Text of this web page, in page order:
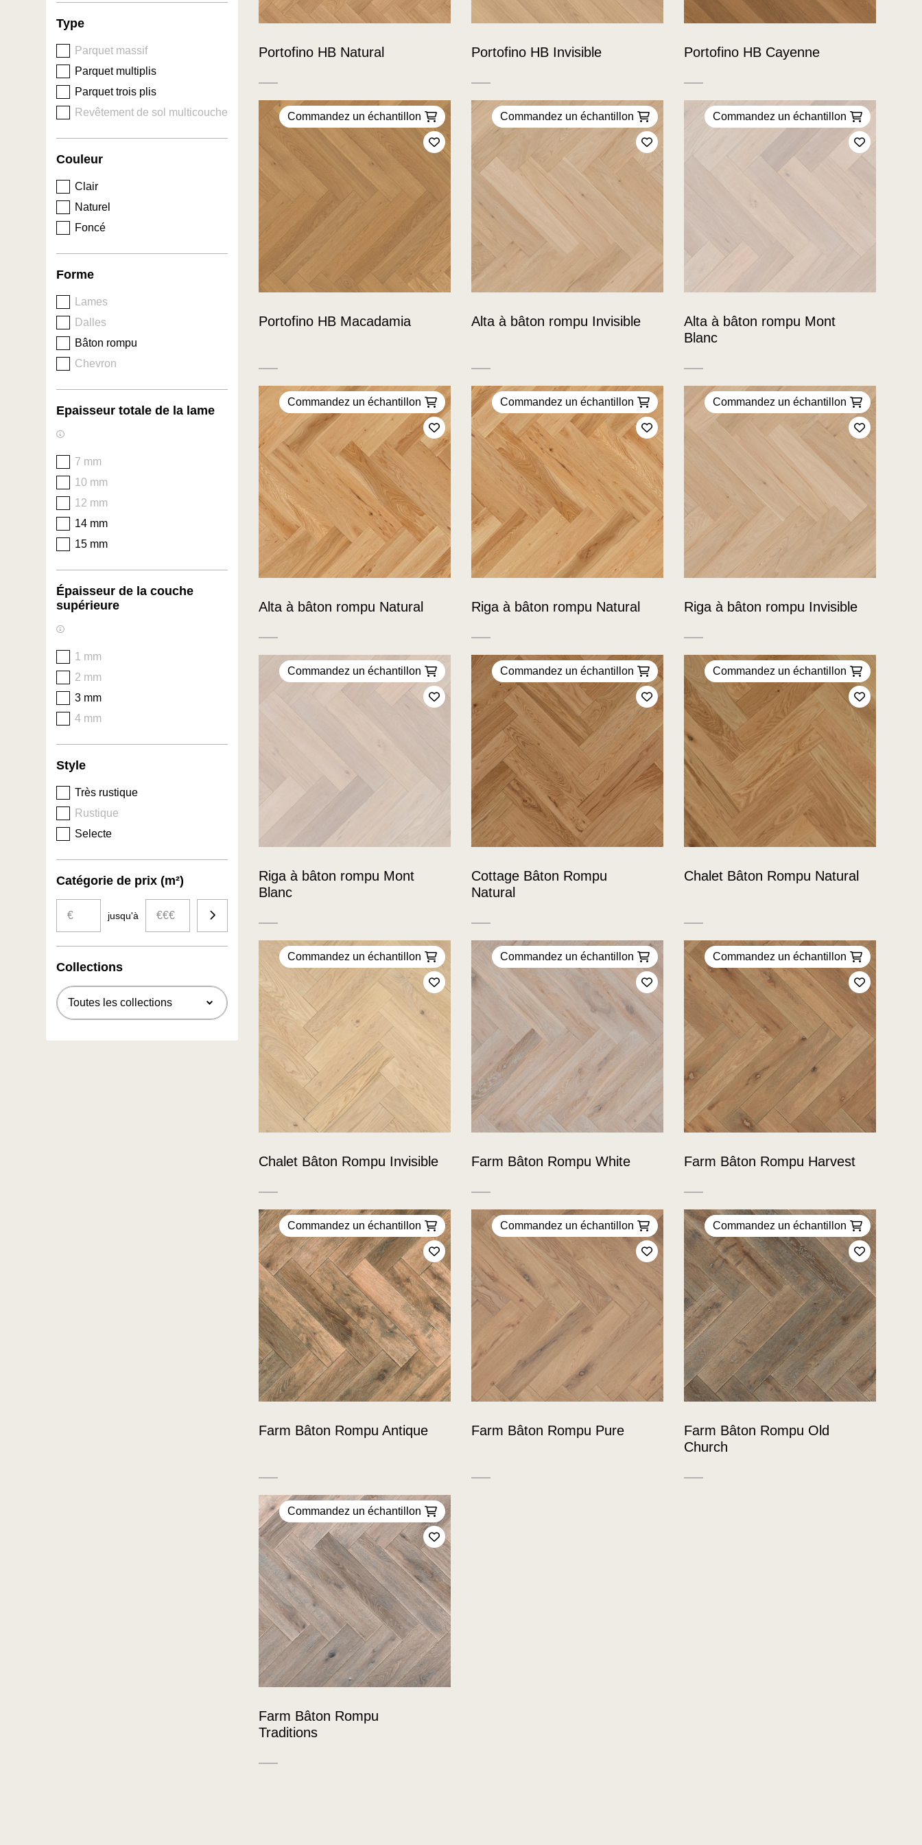
Type
Parquet massif
Parquet multiplis
Parquet trois plis
Revêtement de sol multicouche
Couleur
Clair
Naturel
Foncé
Forme
Lames
Dalles
Bâton rompu
Chevron
Epaisseur totale de la lame
7 mm
10 mm
12 mm
14 mm
15 mm
Épaisseur de la couche
supérieure
1 mm
2 mm
3 mm
4 mm
Style
Très rustique
Rustique
Selecte
Catégorie de prix (m²)
jusqu'à
Collections
Portofino HB Natural Portofino HB Invisible Portofino HB Cayenne
Commandez un échantillon
Ajoutez à mes favoris
Portofino HB Macadamia
Commandez un échantillon
Ajoutez à mes favoris
Alta à bâton rompu Invisible
Commandez un échantillon
Ajoutez à
Alta à bâton rompu Mont
Blanc
Commandez un échantillon
Ajoutez à mes favoris
Alta à bâton rompu Natural
Commandez un échantillon
Ajoutez à mes favoris
Riga à bâton rompu Natural
Commandez un échantillon
Ajoutez à
Riga à bâton rompu Invisible
Commandez un échantillon
Ajoutez à mes favoris
Riga à bâton rompu Mont
Blanc
Commandez un échantillon
Ajoutez à mes favoris
Cottage Bâton Rompu
Natural
Commandez un échantillon
Ajoutez à
Chalet Bâton Rompu Natural
Commandez un échantillon
Ajoutez à mes favoris
Chalet Bâton Rompu Invisible
Commandez un échantillon
Ajoutez à mes favoris
Farm Bâton Rompu White
Commandez un échantillon
Ajoutez à
Farm Bâton Rompu Harvest
Commandez un échantillon
Ajoutez à mes favoris
Farm Bâton Rompu Antique
Commandez un échantillon
Ajoutez à mes favoris
Farm Bâton Rompu Pure
Commandez un échantillon
Ajoutez à
Farm Bâton Rompu Old
Church
Commandez un échantillon
Ajoutez à mes favoris
Farm Bâton Rompu
Traditions